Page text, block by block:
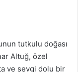
tutkulu doğası
Altuğ, özel
ve sevgi dolu bir